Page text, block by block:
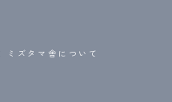
ミズタマ舎について